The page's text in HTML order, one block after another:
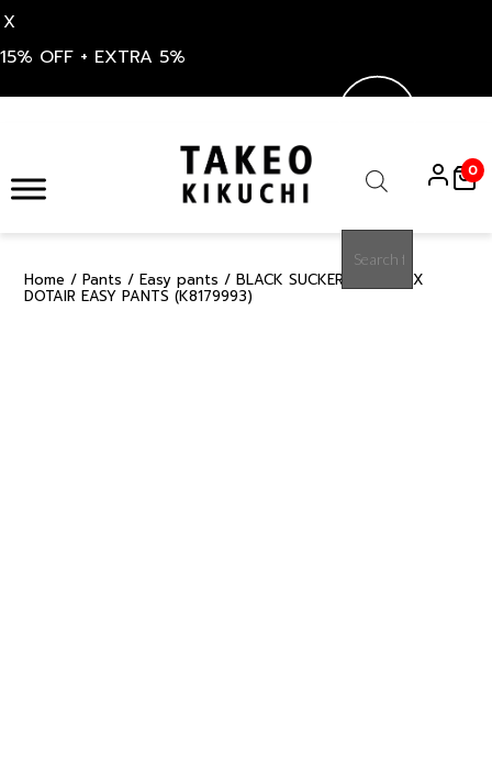
X
15% OFF + EXTRA 5%
content
search
0
Home / Pants / Easy pants / BLACK SUCKER PRIMEFLEX
DOTAIR EASY PANTS (K8179993)